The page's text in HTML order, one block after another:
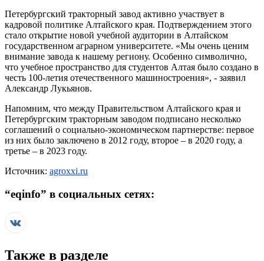
Петербургский тракторный завод активно участвует в
кадровой политике Алтайского края. Подтверждением этого
стало открытие новой учебной аудитории в Алтайском
государственном аграрном университете. «Мы очень ценим
внимание завода к нашему региону. Особенно символично,
что учебное пространство для студентов Алтая было создано в
честь 100-летия отечественного машиностроения», - заявил
Александр Лукьянов.
Напомним, что между Правительством Алтайского края и
Петербургским тракторным заводом подписано несколько
соглашений о социально-экономическом партнерстве: первое
из них было заключено в 2012 году, второе – в 2020 году, а
третье – в 2023 году.
Источник: agroxxi.ru
“eqinfo” в социальных сетях:
Также в разделе